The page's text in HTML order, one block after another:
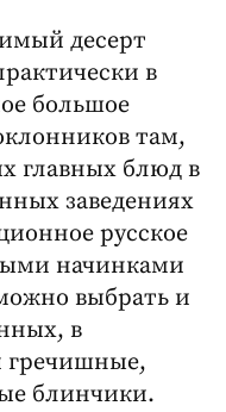
десерт
в
большое
там,
главных блюд в
заведениях
русское
начинками
выбрать и
в
гречишные,
блинчики.